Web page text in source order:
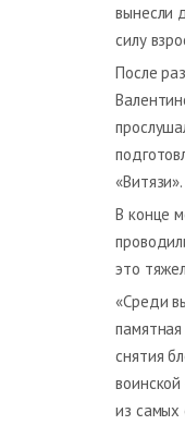
вынесли
силу
После
«Витязи».
В конце
это
«Среди
снятия
из самых